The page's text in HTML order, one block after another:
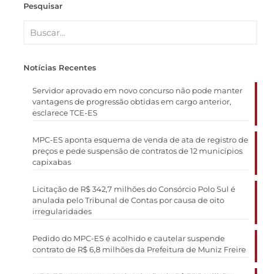
Pesquisar
Notícias Recentes
Servidor aprovado em novo concurso não pode manter
vantagens de progressão obtidas em cargo anterior,
esclarece TCE-ES
MPC-ES aponta esquema de venda de ata de registro de
preços e pede suspensão de contratos de 12 municípios
capixabas
Licitação de R$ 342,7 milhões do Consórcio Polo Sul é
anulada pelo Tribunal de Contas por causa de oito
irregularidades
Pedido do MPC-ES é acolhido e cautelar suspende
contrato de R$ 6,8 milhões da Prefeitura de Muniz Freire